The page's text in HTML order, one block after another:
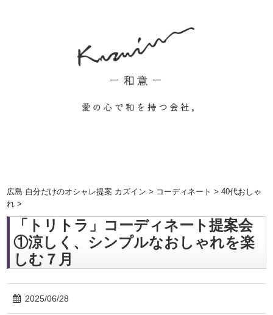
広島 自分だけのオシャレ提案 カズイン > コーディネート >40代おしゃ
れ >
「トリトラ」コーディネート提案会
①涼しく、シンプルなおしゃれを楽
しむ７月
2025/06/28